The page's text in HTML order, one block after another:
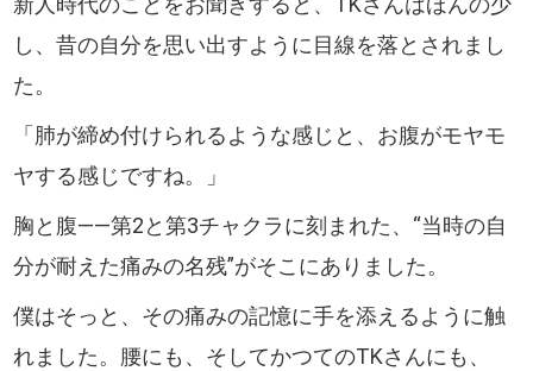
し、昔の自分を思い出すように目線を落とされまし
た。
「肺が締め付けられるような感じと、お腹がモヤモ
ヤする感じですね。」
胸と腹――第2と第3チャクラに刻まれた、“当時の自
分が耐えた痛みの名残”がそこにありました。
僕はそっと、その痛みの記憶に手を添えるように触
れました。腰にも、そしてかつてのTKさんにも、